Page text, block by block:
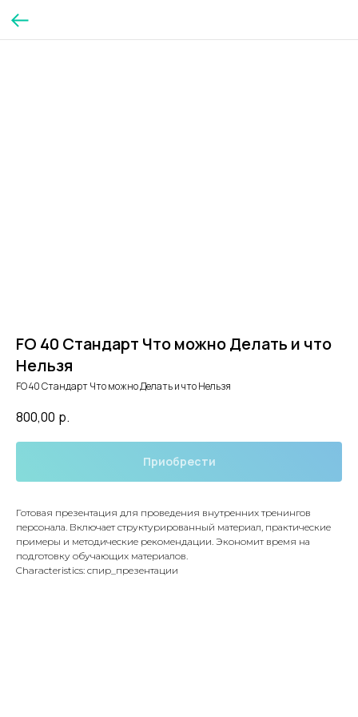
FO 40 Стандарт Что можно Делать и что
Нельзя
FO 40 Стандарт Что можно Делать и что Нельзя
800,00 р.
Приобрести
Готовая презентация для проведения внутренних тренингов
персонала. Включает структурированный материал, практические
примеры и методические рекомендации. Экономит время на
подготовку обучающих материалов.
Characteristics: спир_презентации